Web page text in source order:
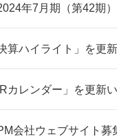
2024年7月期（第42期
算ハイライト」を更
カレンダー」を更新
PM会社ウェブサイト